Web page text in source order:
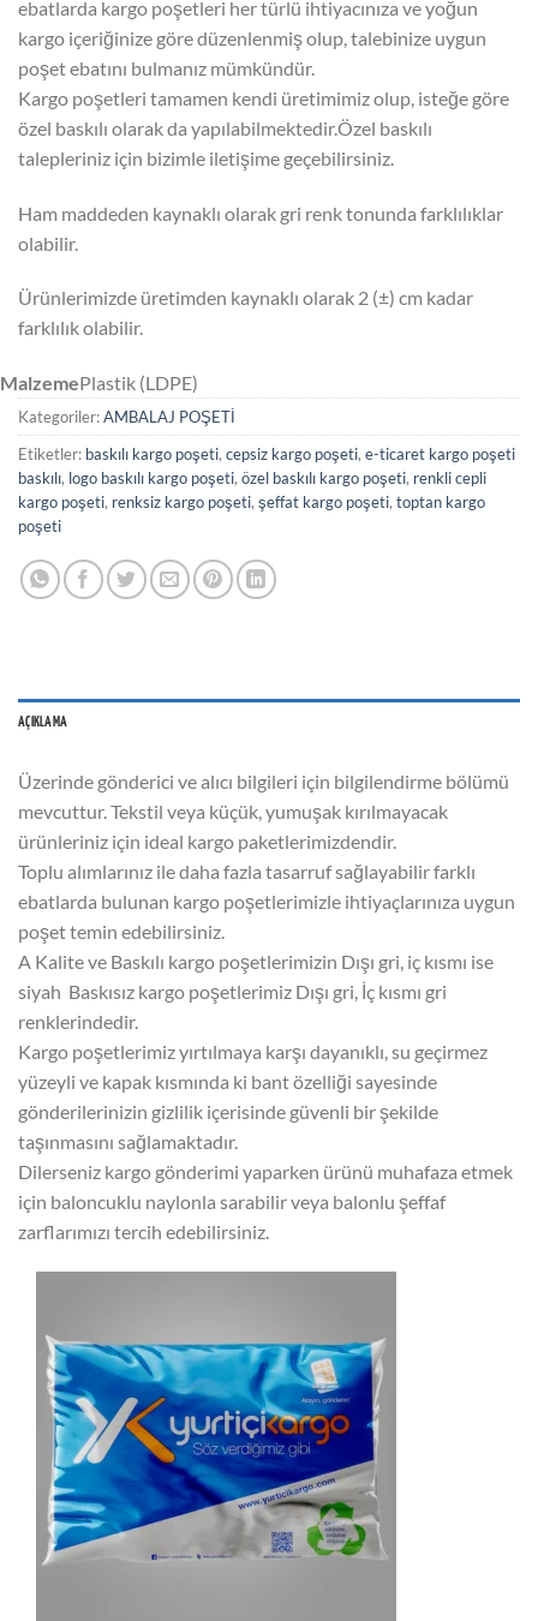
ebatlarda kargo poşetleri her türlü ihtiyacınıza ve yoğun
kargo içeriğinize göre düzenlenmiş olup, talebinize uygun
poşet ebatını bulmanız mümkündür.
Kargo poşetleri tamamen kendi üretimimiz olup, isteğe göre
özel baskılı olarak da yapılabilmektedir.Özel baskılı
talepleriniz için bizimle iletişime geçebilirsiniz.
Ham maddeden kaynaklı olarak gri renk tonunda farklılıklar
olabilir.
Ürünlerimizde üretimden kaynaklı olarak 2 (±) cm kadar
farklılık olabilir.
MalzemePlastik (LDPE)
Kategoriler:AMBALAJ POŞETİ
Etiketler: baskılı kargo poşeti, cepsiz kargo poşeti, e-ticaret kargo poşeti
baskılı, logo baskılı kargo poşeti, özel baskılı kargo poşeti, renkli cepli
kargo poşeti, renksiz kargo poşeti, şeffat kargo poşeti, toptan kargo
poşeti
AÇIKLAMA
Üzerinde gönderici ve alıcı bilgileri için bilgilendirme bölümü
mevcuttur. Tekstil veya küçük, yumuşak kırılmayacak
ürünleriniz için ideal kargo paketlerimizdendir.
Toplu alımlarınız ile daha fazla tasarruf sağlayabilir farklı
ebatlarda bulunan kargo poşetlerimizle ihtiyaçlarınıza uygun
poşet temin edebilirsiniz.
A Kalite ve Baskılı kargo poşetlerimizin Dışı gri, iç kısmı ise
siyah Baskısız kargo poşetlerimiz Dışı gri, İç kısmı gri
renklerindedir.
Kargo poşetlerimiz yırtılmaya karşı dayanıklı, su geçirmez
yüzeyli ve kapak kısmında ki bant özelliği sayesinde
gönderilerinizin gizlilik içerisinde güvenli bir şekilde
taşınmasını sağlamaktadır.
Dilerseniz kargo gönderimi yaparken ürünü muhafaza etmek
için baloncuklu naylonla sarabilir veya balonlu şeffaf
zarflarımızı tercih edebilirsiniz.